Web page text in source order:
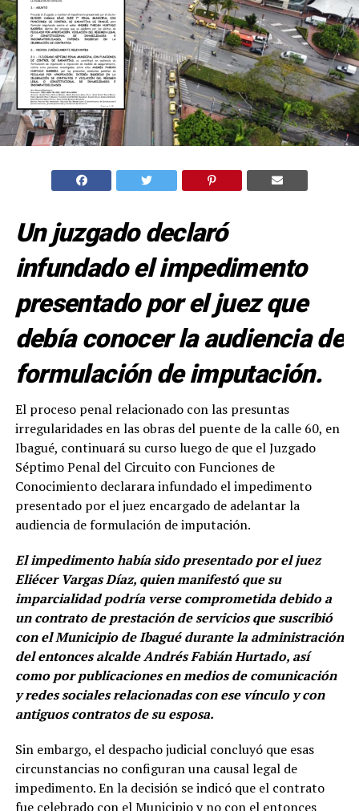
Un juzgado declaró
infundado el impedimento
presentado por el juez que
debía conocer la audiencia de
formulación de imputación.
El proceso penal relacionado con las presuntas
irregularidades en las obras del puente de la calle 60, en
Ibagué, continuará su curso luego de que el Juzgado
Séptimo Penal del Circuito con Funciones de
Conocimiento declarara infundado el impedimento
presentado por el juez encargado de adelantar la
audiencia de formulación de imputación.
El impedimento había sido presentado por el juez
Eliécer Vargas Díaz, quien manifestó que su
imparcialidad podría verse comprometida debido a
un contrato de prestación de servicios que suscribió
con el Municipio de Ibagué durante la administración
del entonces alcalde Andrés Fabián Hurtado, así
como por publicaciones en medios de comunicación
y redes sociales relacionadas con ese vínculo y con
antiguos contratos de su esposa.
Sin embargo, el despacho judicial concluyó que esas
circunstancias no configuran una causal legal de
impedimento. En la decisión se indicó que el contrato
fue celebrado con el Municipio y no con el entonces